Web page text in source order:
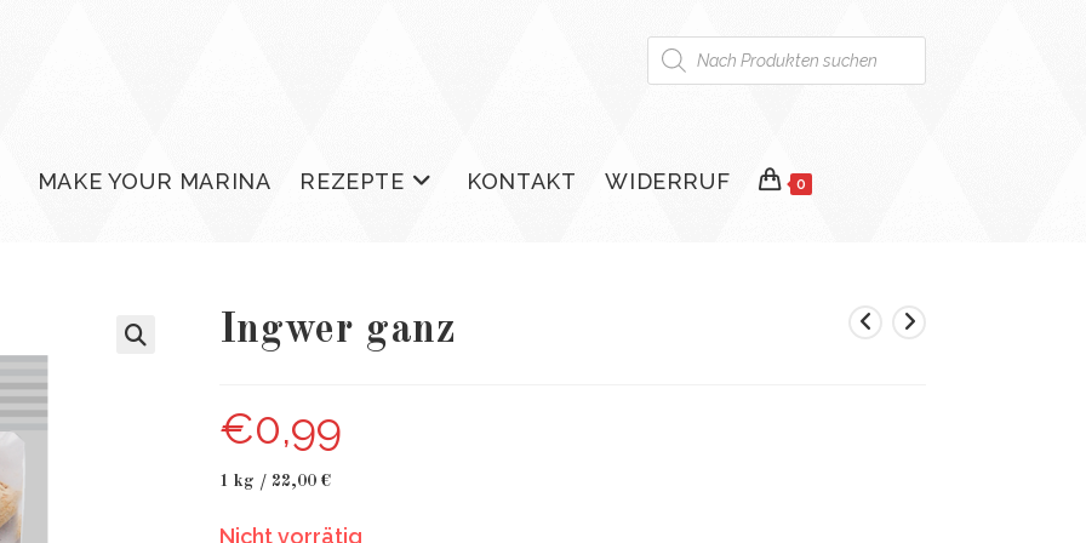
Products
search
MAKE YOUR MARINA REZEPTE KONTAKT WIDERRUF 0
Ingwer ganz
€0,99
1 kg / 22,00 €
Nicht vorrätig